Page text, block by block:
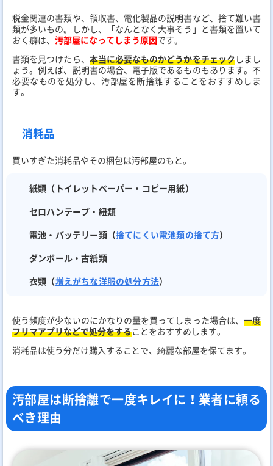
税金関連の書類や、領収書、電化製品の説明書など、捨て難い書
類が多いもの。しかし、「なんとなく大事そう」と書類を置いて
おく癖は、 汚部屋になってしまう原因です。
書類を見つけたら、 本当に必要なものかどうかをチェックしまし
ょう。例えば、説明書の場合、電子版であるものもあります。不
必要なものを処分し、汚部屋を断捨離することをおすすめしま
す。
消耗品
買いすぎた消耗品やその梱包は汚部屋のもと。
紙類（トイレットペーパー・コピー用紙）
セロハンテープ・紐類
電池・バッテリー類（捨てにくい電池類の捨て方）
ダンボール・古紙類
衣類（増えがちな洋服の処分方法）
使う頻度が少ないのにかなりの量を買ってしまった場合は、 一度
フリマアプリなどで処分をすることをおすすめします。
消耗品は使う分だけ購入することで、綺麗な部屋を保てます。
汚部屋は断捨離で一度キレイに！業者に頼る
べき理由